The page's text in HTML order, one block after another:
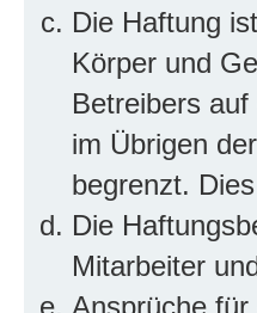
Die Haftung
Körper und
Betreibers
im Übrigen
begrenzt.
Die
Mitarbeiter